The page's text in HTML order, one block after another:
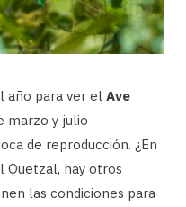
año para ver el Ave
marzo y julio
de reproducción. ¿En
Quetzal, hay otros
las condiciones para